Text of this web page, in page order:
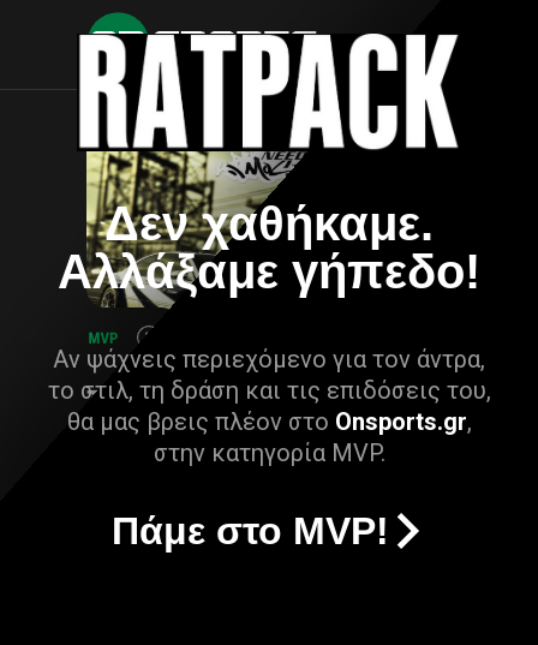
Δεν χαθήκαμε.
Αλλάξαμε γήπεδο!
Αν ψάχνεις περιεχόμενο για τον άντρα,
το στιλ, τη δράση και τις επιδόσεις του,
θα μας βρεις πλέον στο Onsports.gr,
στην κατηγορία MVP.
Πάμε στο MVP!